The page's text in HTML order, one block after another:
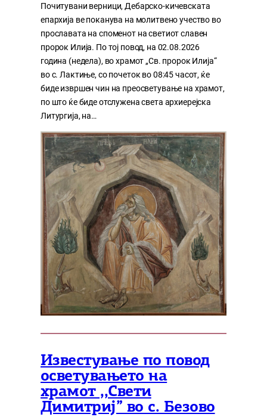
Почитувани верници, Дебарско-кичевската
епархија ве поканува на молитвено учество во
прославата на споменот на светиот славен
пророк Илија. По тој повод, на 02.08.2026
година (недела), во храмот „Св. пророк Илија“
во с. Лактиње, со почеток во 08:45 часот, ќе
биде извршен чин на преосветување на храмот,
по што ќе биде отслужена света архиерејска
Литургија, на…
Известување по повод
осветувањето на
храмот ,,Свети
Димитриј” во с. Безово